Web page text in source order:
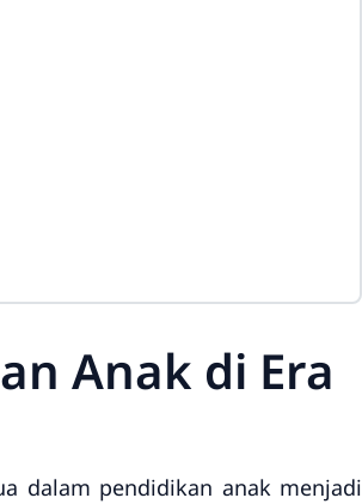
Anak di Era
dalam pendidikan anak menjadi